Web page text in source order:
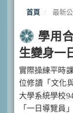
首頁 最新
學用
生變身一
實際操練平時
位修讀「文化
大學系統學校
「一日導覽員